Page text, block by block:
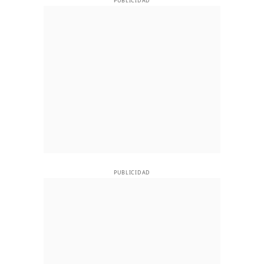
PUBLICIDAD